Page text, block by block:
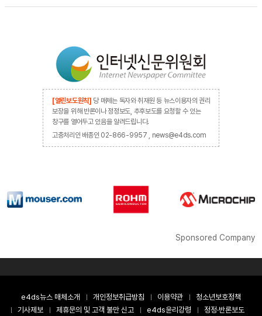
[열린보도원칙] 당 매체는 독자와 취재원 등 뉴스이용자의 권리
보장을 위해 반론이나 정정보도, 추후보도를 요청할 수 있는
창구를 열어두고 있음을 알려드립니다.
고충처리인 배종인 02-866-9957 , news@e4ds.com
Sponsored Company
e4ds뉴스 매체소개 개인정보취급방침 이용약관
청소년보호정책
기사제보
제휴문의 및 고객 불만 신고 e4ds윤리강령 정정·반론보도